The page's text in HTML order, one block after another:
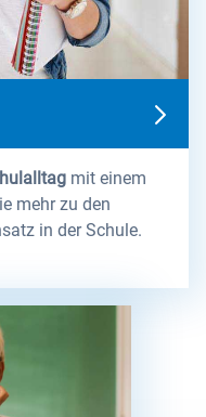
mit einem
mehr zu den
in der Schule.